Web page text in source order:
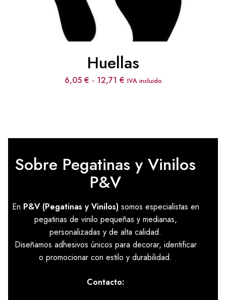
Huellas
6,05 € - 12,71 €Rango
hasta
IVA incluido
Sobre Pegatinas y Vinilos
P&V
En P&V (Pegatinas y Vinilos)somos especialistas en
pegatinas de vinilo pequeñas y medianas,
personalizadas y de alta calidad.
Diseñamos adhesivos únicos para decorar, identificar
o promocionar con estilo y durabilidad.
Contacto: